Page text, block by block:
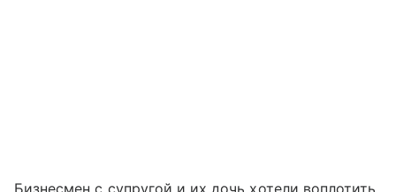
Бизнесмен с супругой и их дочь хотели воплотить